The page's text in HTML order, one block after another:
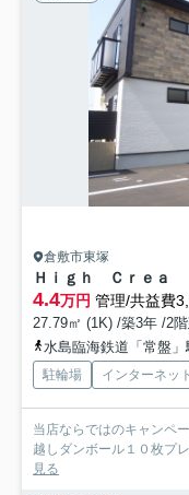
倉敷市東塚
Ｈｉｇｈ Ｃｒｅａ
4.4万円 管理/共益費
27.79㎡ (1K) /築3年 /2
水島臨海鉄道「常盤
駐輪場 インターネッ
当店ならではのキャンペ
越しダンボール１０枚プ
見る